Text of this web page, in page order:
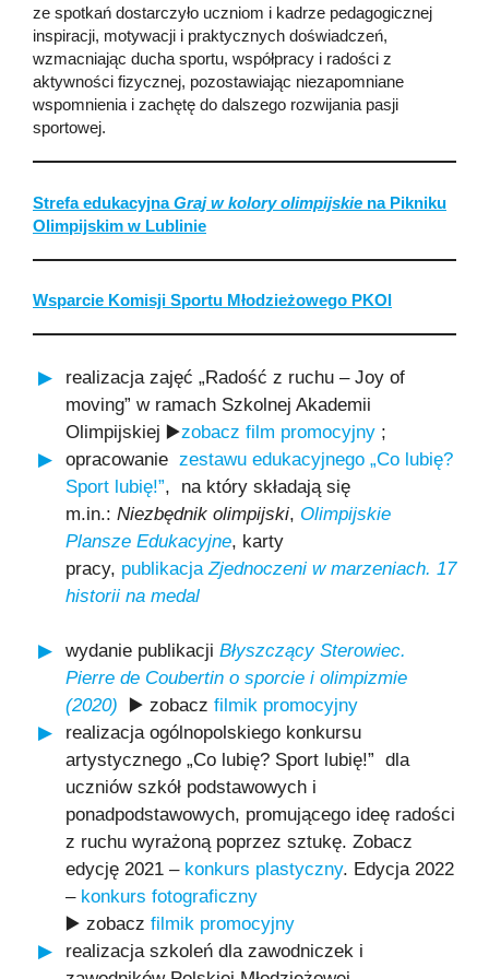
ze spotkań dostarczyło uczniom i kadrze pedagogicznej
inspiracji, motywacji i praktycznych doświadczeń,
wzmacniając ducha sportu, współpracy i radości z
aktywności fizycznej, pozostawiając niezapomniane
wspomnienia i zachętę do dalszego rozwijania pasji
sportowej.
Strefa edukacyjnaGraj w kolory olimpijskie na Pikniku
Olimpijskim w Lublinie
Wsparcie Komisji Sportu Młodzieżowego PKOl
realizacja zajęć „Radość z ruchu – Joy of
moving” w ramach Szkolnej Akademii
Olimpijskiej ▶️zobacz film promocyjny ;
opracowanie zestawu edukacyjnego „Co lubię?
Sport lubię!”, na który składają się
m.in.: Niezbędnik olimpijski, Olimpijskie
Plansze Edukacyjne, karty
pracy, publikacja Zjednoczeni w marzeniach. 17
historii na medal
wydanie publikacji Błyszczący Sterowiec.
Pierre de Coubertin o sporcie i olimpizmie
(2020) ▶️ zobacz filmik promocyjny
realizacja ogólnopolskiego konkursu
artystycznego „Co lubię? Sport lubię!” dla
uczniów szkół podstawowych i
ponadpodstawowych, promującego ideę radości
z ruchu wyrażoną poprzez sztukę. Zobacz
edycję 2021 – konkurs plastyczny. Edycja 2022
– konkurs fotograficzny
▶️ zobacz filmik promocyjny
realizacja szkoleń dla zawodniczek i